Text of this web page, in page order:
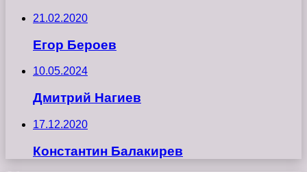
21.02.2020
Егор Бероев
10.05.2024
Дмитрий Нагиев
17.12.2020
Константин Балакирев